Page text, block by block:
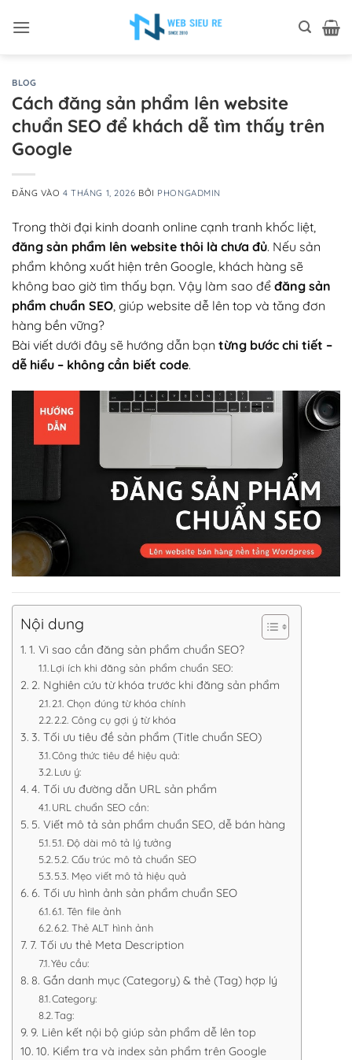
qua
BLOG
Cách đăng sản phẩm lên website
chuẩn SEO để khách dễ tìm thấy trên
Google
ĐĂNG VÀO4 THÁNG 1, 2026 BỞI PHONGADMIN
Trong thời đại kinh doanh online cạnh tranh khốc liệt,
đăng sản phẩm lên website thôi là chưa đủ. Nếu sản
phẩm không xuất hiện trên Google, khách hàng sẽ
không bao giờ tìm thấy bạn. Vậy làm sao để đăng sản
phẩm chuẩn SEO , giúp website dễ lên top và tăng đơn
hàng bền vững?
Bài viết dưới đây sẽ hướng dẫn bạn từng bước chi tiết –
dễ hiểu – không cần biết code.
Nội dung
1. Vì sao cần đăng sản phẩm chuẩn SEO?
Lợi ích khi đăng sản phẩm chuẩn SEO:
2. Nghiên cứu từ khóa trước khi đăng sản phẩm
2.1. Chọn đúng từ khóa chính
2.2. Công cụ gợi ý từ khóa
3. Tối ưu tiêu đề sản phẩm (Title chuẩn SEO)
Công thức tiêu đề hiệu quả:
Lưu ý:
4. Tối ưu đường dẫn URL sản phẩm
URL chuẩn SEO cần:
5. Viết mô tả sản phẩm chuẩn SEO, dễ bán hàng
5.1. Độ dài mô tả lý tưởng
5.2. Cấu trúc mô tả chuẩn SEO
5.3. Mẹo viết mô tả hiệu quả
6. Tối ưu hình ảnh sản phẩm chuẩn SEO
6.1. Tên file ảnh
6.2. Thẻ ALT hình ảnh
7. Tối ưu thẻ Meta Description
Yêu cầu:
8. Gắn danh mục (Category) & thẻ (Tag) hợp lý
Category:
Tag:
9. Liên kết nội bộ giúp sản phẩm dễ lên top
10. Kiểm tra và index sản phẩm trên Google